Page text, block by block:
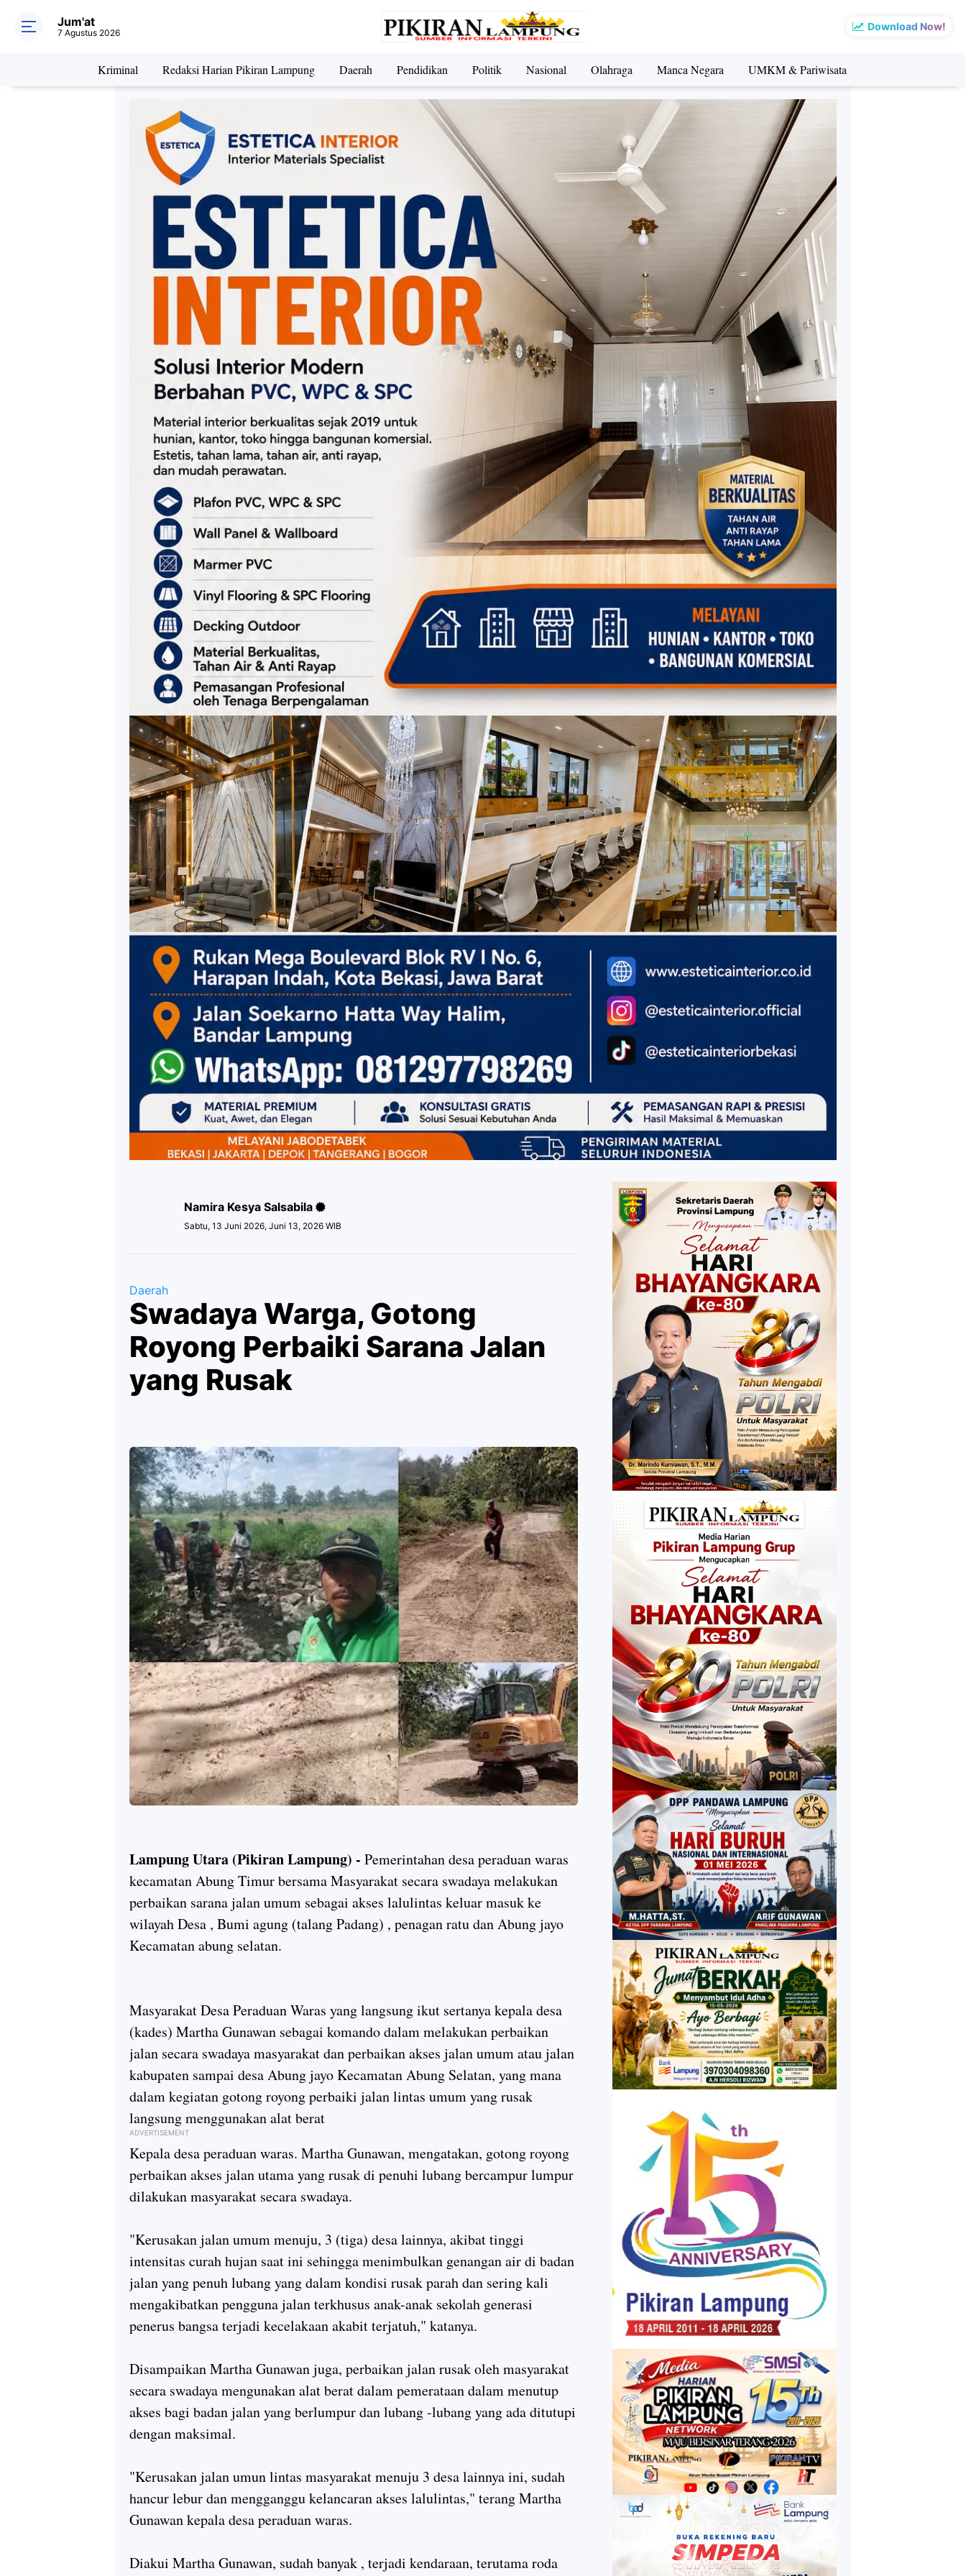
Download Now!
Jum'at
7 Agustus 2026
Kriminal Redaksi Harian Pikiran Lampung Daerah Pendidikan Politik Nasional Olahraga Manca Negara UMKM & Pariwisata
Nasional Olahraga Politik UMKM & Pariwisata Manca Negara
Namira Kesya Salsabila
Sabtu, 13 Juni 2026, Juni 13, 2026 WIB
Daerah
Swadaya Warga, Gotong
Royong Perbaiki Sarana Jalan
yang Rusak
Lampung Utara (Pikiran Lampung) - Pemerintahan desa peraduan waras
kecamatan Abung Timur bersama Masyarakat secara swadaya melakukan
perbaikan sarana jalan umum sebagai akses lalulintas keluar masuk ke
wilayah Desa , Bumi agung (talang Padang) , penagan ratu dan Abung jayo
Kecamatan abung selatan.
Masyarakat Desa Peraduan Waras yang langsung ikut sertanya kepala desa
(kades) Martha Gunawan sebagai komando dalam melakukan perbaikan
jalan secara swadaya masyarakat dan perbaikan akses jalan umum atau jalan
kabupaten sampai desa Abung jayo Kecamatan Abung Selatan, yang mana
dalam kegiatan gotong royong perbaiki jalan lintas umum yang rusak
langsung menggunakan alat berat
ADVERTISEMENT
Kepala desa peraduan waras. Martha Gunawan, mengatakan, gotong royong
perbaikan akses jalan utama yang rusak di penuhi lubang bercampur lumpur
dilakukan masyarakat secara swadaya.
"Kerusakan jalan umum menuju, 3 (tiga) desa lainnya, akibat tinggi
intensitas curah hujan saat ini sehingga menimbulkan genangan air di badan
jalan yang penuh lubang yang dalam kondisi rusak parah dan sering kali
mengakibatkan pengguna jalan terkhusus anak-anak sekolah generasi
penerus bangsa terjadi kecelakaan akabit terjatuh," katanya.
Disampaikan Martha Gunawan juga, perbaikan jalan rusak oleh masyarakat
secara swadaya mengunakan alat berat dalam pemerataan dalam menutup
akses bagi badan jalan yang berlumpur dan lubang -lubang yang ada ditutupi
dengan maksimal.
"Kerusakan jalan umun lintas masyarakat menuju 3 desa lainnya ini, sudah
hancur lebur dan mengganggu kelancaran akses lalulintas," terang Martha
Gunawan kepala desa peraduan waras.
Diakui Martha Gunawan, sudah banyak , terjadi kendaraan, terutama roda